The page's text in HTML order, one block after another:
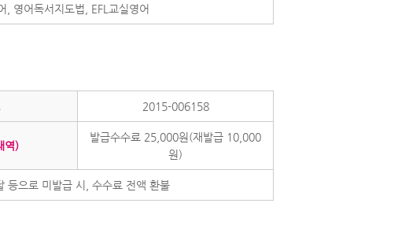
, 영어독서지도법, EFL교실영어
2015-006158
역)
발급수수료 25,000원(재발급 10,000
원)
등으로 미발급 시, 수수료 전액 환불